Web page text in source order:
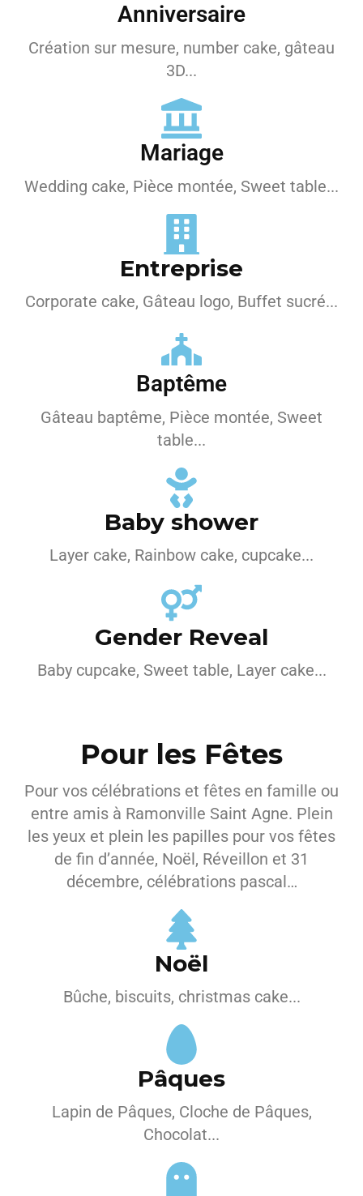
Anniversaire
Création sur mesure, number cake, gâteau
3D...
Mariage
Wedding cake, Pièce montée, Sweet table...
Entreprise
Corporate cake, Gâteau logo, Buffet sucré...
Baptême
Gâteau baptême, Pièce montée, Sweet
table...
Baby shower
Layer cake, Rainbow cake, cupcake...
Gender Reveal
Baby cupcake, Sweet table, Layer cake...
Pour les Fêtes
Pour vos célébrations et fêtes en famille ou
entre amis à Ramonville Saint Agne. Plein
les yeux et plein les papilles pour vos fêtes
de fin d’année, Noël, Réveillon et 31
décembre, célébrations pascal…
Noël
Bûche, biscuits, christmas cake...
Pâques
Lapin de Pâques, Cloche de Pâques,
Chocolat...